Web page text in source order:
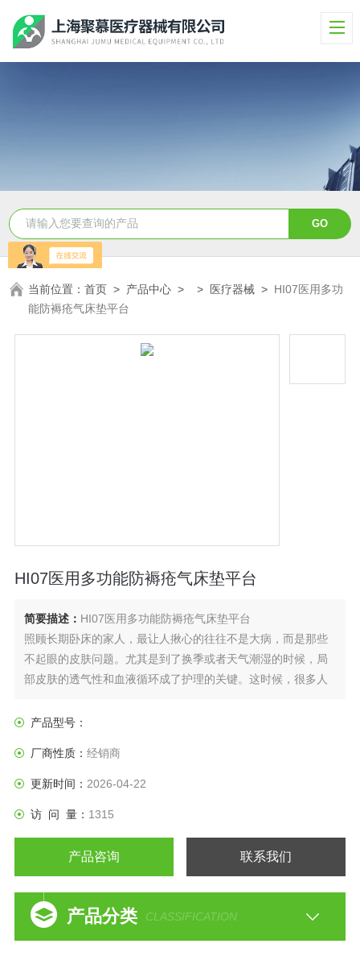
当前位置：首页 > 产品中心 > > 医疗器械 > HI07医用多功
能防褥疮气床垫平台
HI07医用多功能防褥疮气床垫平台
简要描述： HI07医用多功能防褥疮气床垫平台
照顾长期卧床的家人，最让人揪心的往往不是大病，而是那些
不起眼的皮肤问题。尤其是到了换季或者天气潮湿的时候，局
部皮肤的透气性和血液循环成了护理的关键。这时候，很多人
燥的参数，单纯从使用体验和护理逻辑出发，说说这东西到底
产品型号：
厂商性质： 经销商
更新时间： 2026-04-22
访 问 量： 1315
产品咨询 联系我们
产品分类 CLASSIFICATION